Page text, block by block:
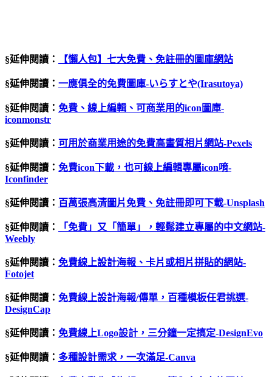
§延伸閱讀： 【懶人包】七大免費、免註冊的圖庫網站
§延伸閱讀： 一應俱全的免費圖庫-いらすとや(Irasutoya)
§延伸閱讀： 免費、線上編輯、可商業用的icon 圖庫-
iconmonstr
§延伸閱讀： 可用於商業用途的免費高畫質相片網站-Pexels
§延伸閱讀： 免費icon下載，也可線上編輯專屬icon唷-
Iconfinder
§延伸閱讀： 百萬張高清圖片免費、免註冊即可下載-Unsplash
§延伸閱讀：
「免費」又「簡單」，輕鬆建立專屬的中文網站-
Weebly
§延伸閱讀： 免費線上設計海報、卡片或相片拼貼的網站-
Fotojet
§延伸閱讀： 免費線上設計海報/傳單，百種模板任君挑選-
DesignCap
§延伸閱讀： 免費線上Logo設計，三分鐘一定搞定-DesignEvo
§延伸閱讀： 多種設計需求，一次滿足-Canva